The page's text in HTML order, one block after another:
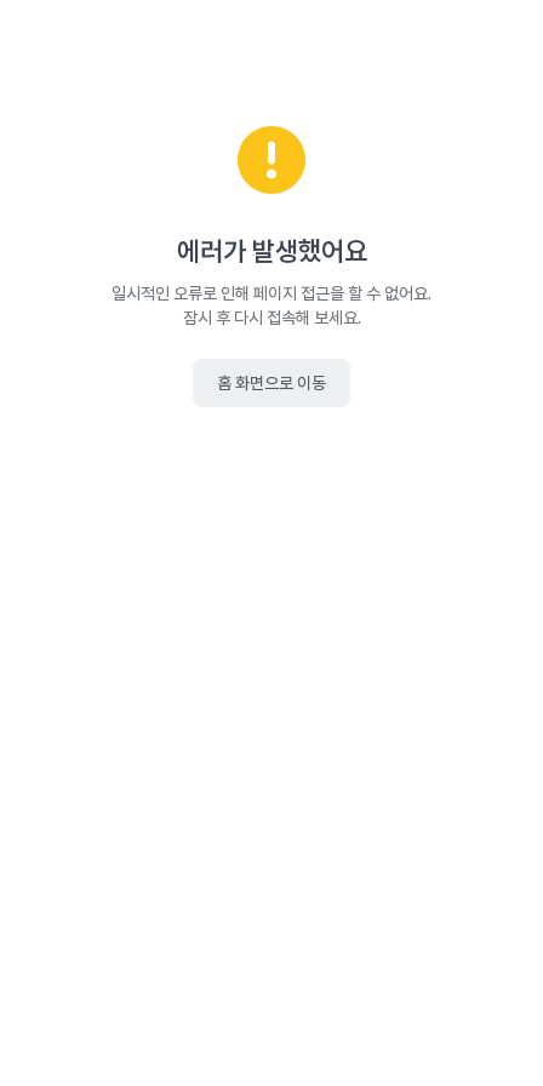
에러가 발생했어요
일시적인 오류로 인해 페이지 접근을 할 수 없어요.
잠시 후 다시 접속해 보세요.
홈 화면으로 이동